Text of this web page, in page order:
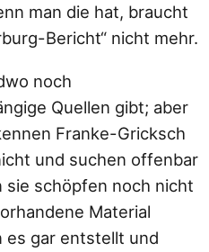
man die hat, braucht
Bericht“ nicht mehr.
noch
Quellen gibt; aber
Franke-Gricksch
und suchen offenbar
sie schöpfen noch nicht
Material
es gar entstellt und